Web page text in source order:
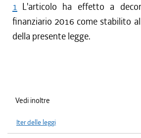
1 L'articolo ha effetto a
finanziario 2016 come stabilito
della presente legge.
Vedi inoltre
Iter delle leggi